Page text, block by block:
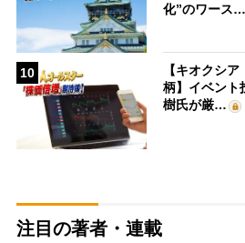
化”のワース…
10
【キオクシ
柄】イベント
樹氏が厳…
注目の著者・連載